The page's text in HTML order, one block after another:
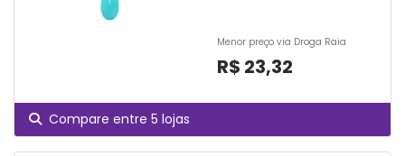
Menor preço via Droga Raia
R$ 23,32
Compare entre 5 lojas